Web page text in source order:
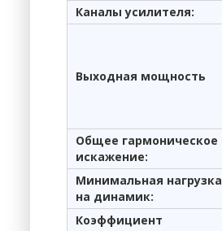
Каналы усилителя:
Выходная мощность
Общее гармоническое
искажение:
Минимальная нагрузка
на динамик:
Коэффициент